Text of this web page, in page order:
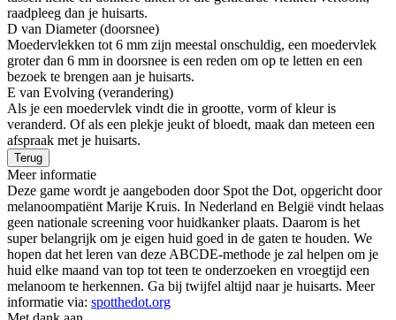
raadpleeg dan je huisarts.
D van Diameter (doorsnee)
Moedervlekken tot 6 mm zijn meestal onschuldig, een moedervlek
groter dan 6 mm in doorsnee is een reden om op te letten en een
bezoek te brengen aan je huisarts.
E van Evolving (verandering)
Als je een moedervlek vindt die in grootte, vorm of kleur is
veranderd. Of als een plekje jeukt of bloedt, maak dan meteen een
afspraak met je huisarts.
Terug
Meer informatie
Deze game wordt je aangeboden door Spot the Dot, opgericht door
melanoompatiënt Marije Kruis. In Nederland en België vindt helaas
geen nationale screening voor huidkanker plaats. Daarom is het
super belangrijk om je eigen huid goed in de gaten te houden. We
hopen dat het leren van deze ABCDE-methode je zal helpen om je
huid elke maand van top tot teen te onderzoeken en vroegtijd een
melanoom te herkennen. Ga bij twijfel altijd naar je huisarts. Meer
informatie via: spotthedot.org